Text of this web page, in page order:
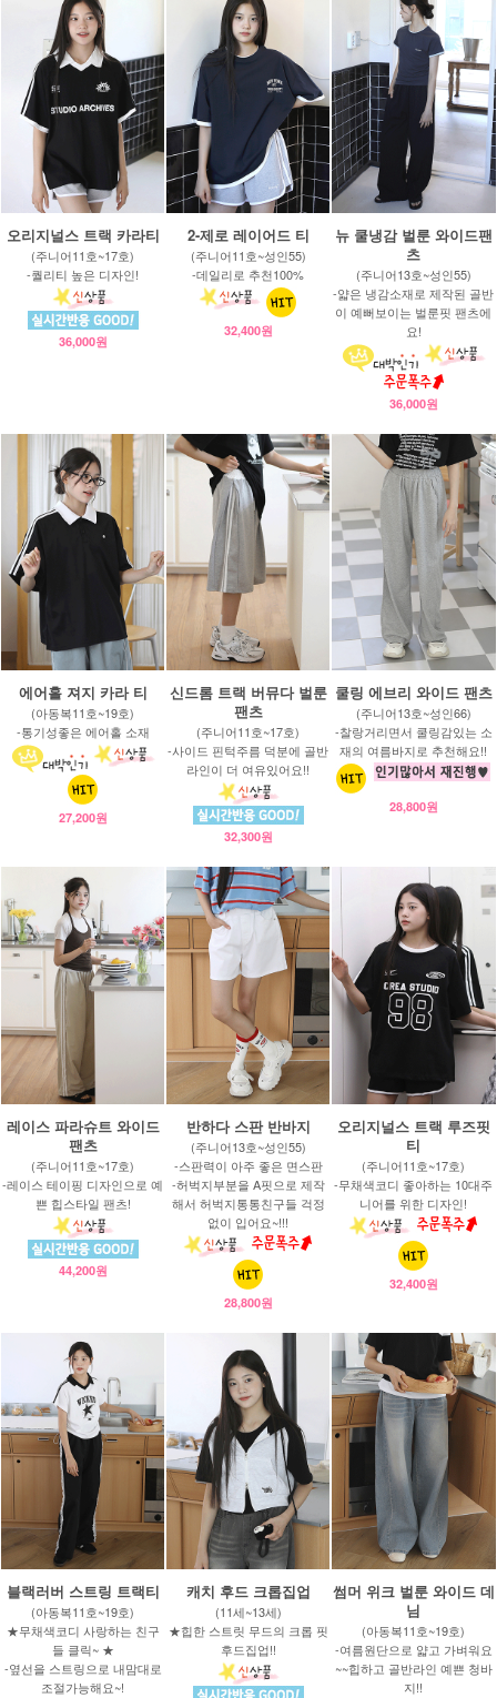
오리지널스 트랙 카라티
(주니어11호~17호)
-퀄리티 높은 디자인!
36,000원
2-제로 레이어드 티
(주니어11호~성인55)
-데일리로 추천100%
32,400원
뉴 쿨냉감 벌룬 와이드팬
츠
(주니어13호~성인55)
-얇은 냉감소재로 제작된 골반
이 예뻐보이는 벌룬핏 팬츠에
요!
36,000원
에어홀 져지 카라 티
(아동복11호~19호)
-통기성좋은 에어홀 소재
27,200원
신드롬 트랙 버뮤다 벌룬
팬츠
(주니어11호~17호)
-사이드 핀턱주름 덕분에 골반
라인이 더 여유있어요!!
32,300원
쿨링 에브리 와이드 팬츠
(주니어13호~성인66)
-찰랑거리면서 쿨링감있는 소
재의 여름바지로 추천해요!!
28,800원
레이스 파라슈트 와이드
팬츠
(주니어11호~17호)
-레이스 테이핑 디자인으로 예
쁜 힙스타일 팬츠!
44,200원
반하다 스판 반바지
(주니어13호~성인55)
-스판력이 아주 좋은 면스판
-허벅지부분을 A핏으로 제작
해서 허벅지통통친구들 걱정
없이 입어요~!!!
28,800원
오리지널스 트랙 루즈핏
티
(주니어11호~17호)
-무채색코디 좋아하는 10대주
니어를 위한 디자인!
32,400원
블랙러버 스트링 트랙티
(아동복11호~19호)
★무채색코디 사랑하는 친구
들 클릭~ ★
-옆선을 스트링으로 내맘대로
조절가능해요~!
캐치 후드 크롭집업
(11세~13세)
★힙한 스트릿 무드의 크롭 핏
후드집업!!
썸머 위크 벌룬 와이드 데
님
(아동복11호~19호)
-여름원단으로 얇고 가벼워요
~~힙하고 골반라인 예쁜 청바
지!!